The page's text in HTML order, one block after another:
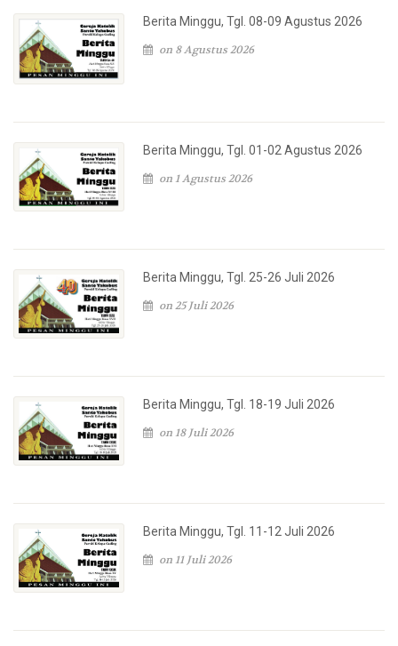
Berita Minggu, Tgl. 08-09 Agustus 2026
on 8 Agustus 2026
Berita Minggu, Tgl. 01-02 Agustus 2026
on 1 Agustus 2026
Berita Minggu, Tgl. 25-26 Juli 2026
on 25 Juli 2026
Berita Minggu, Tgl. 18-19 Juli 2026
on 18 Juli 2026
Berita Minggu, Tgl. 11-12 Juli 2026
on 11 Juli 2026